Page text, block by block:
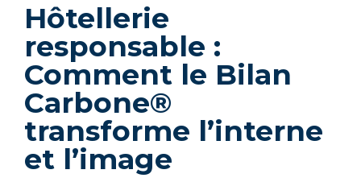
Hôtellerie
responsable :
Comment le Bilan
Carbone®
transforme l’interne
et l’image